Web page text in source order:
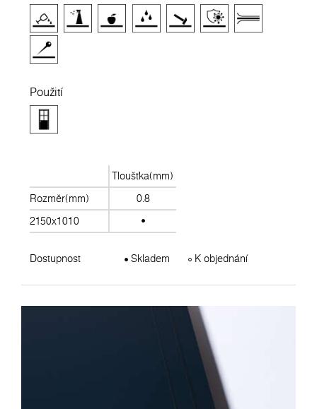
Použití
Tloušťka(mm)
Rozměr(mm)
0.8
2150x1010
Dostupnost Skladem K objednání